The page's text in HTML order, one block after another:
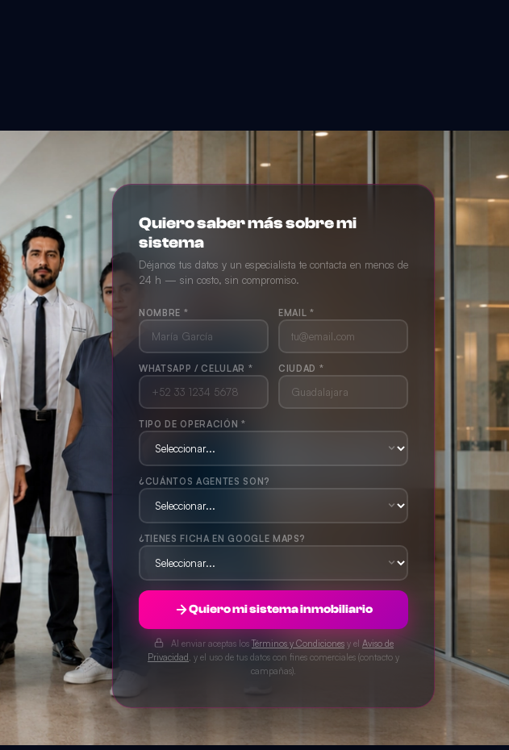
Quiero saber más sobre mi
sistema
Déjanos tus datos y un especialista te contacta en menos de
24 h — sin costo, sin compromiso.
NOMBRE * EMAIL *
WHATSAPP / CELULAR * CIUDAD *
TIPO DE OPERACIÓN *
¿CUÁNTOS AGENTES SON?
¿TIENES FICHA EN GOOGLE MAPS?
Quiero mi sistema inmobiliario
Al enviar aceptas losTérminos y Condiciones y el Aviso de
Privacidad , y el uso de tus datos con fines comerciales (contacto y
campañas).